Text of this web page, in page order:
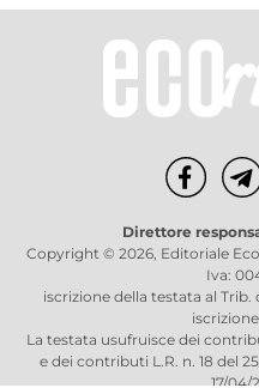
Direttore
Copyright © 2026, Editoriale
Iva:
iscrizione della testata al Trib.
iscrizione
La testata usufruisce dei
e dei contributi L.R. n. 18 del
17/04/